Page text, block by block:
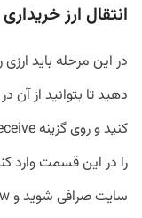
انتقال ارز
در این مرحله باید
دهید تا بتوانید از آن